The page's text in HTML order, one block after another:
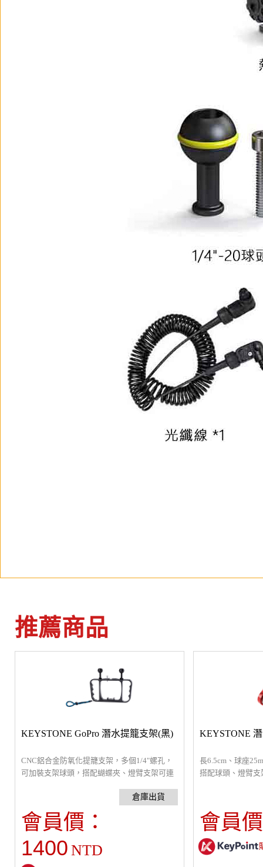
推薦商品
KEYSTONE GoPro 潛水提籠支架(黑)
CNC鋁合金防氧化提籠支架，多個1/4"螺孔，
可加裝支架球頭，搭配蝴蝶夾、燈臂支架可連
不論是潛水或其他水上活動也都適合。for
GoPro Hero 8,7,6,5,4
會員價：
1400 NTD
KEYSTONE
長6.5cm、球座
搭配球頭、燈臂支
會員